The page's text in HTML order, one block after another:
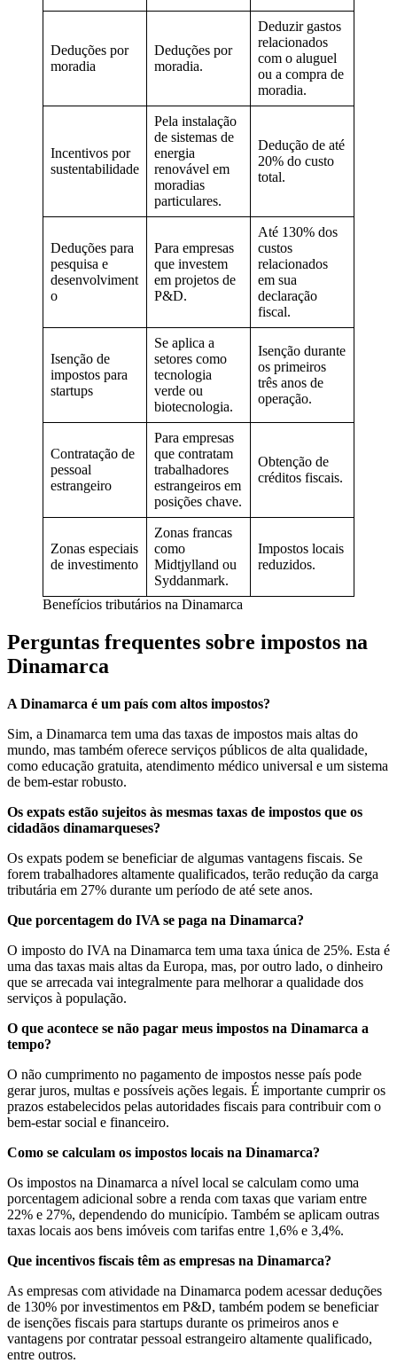
Deduções por
moradia
Deduções por
moradia.
Deduzir gastos
relacionados
com o aluguel
ou a compra de
moradia.
Incentivos por
sustentabilidade
Pela instalação
de sistemas de
energia
renovável em
moradias
particulares.
Dedução de até
20% do custo
total.
Deduções para
pesquisa e
desenvolviment
o
Para empresas
que investem
em projetos de
P&D.
Até 130% dos
custos
relacionados
em sua
declaração
fiscal.
Isenção de
impostos para
startups
Se aplica a
setores como
tecnologia
verde ou
biotecnologia.
Isenção durante
os primeiros
três anos de
operação.
Contratação de
pessoal
estrangeiro
Para empresas
que contratam
trabalhadores
estrangeiros em
posições chave.
Obtenção de
créditos fiscais.
Zonas especiais
de investimento
Zonas francas
como
Midtjylland ou
Syddanmark.
Impostos locais
reduzidos.
Benefícios tributários na Dinamarca
Perguntas frequentes sobre impostos na
Dinamarca
A Dinamarca é um país com altos impostos?
Sim, a Dinamarca tem uma das taxas de impostos mais altas do
mundo, mas também oferece serviços públicos de alta qualidade,
como educação gratuita, atendimento médico universal e um sistema
de bem-estar robusto.
Os expats estão sujeitos às mesmas taxas de impostos que os
cidadãos dinamarqueses?
Os expats podem se beneficiar de algumas vantagens fiscais. Se
forem trabalhadores altamente qualificados, terão redução da carga
tributária em 27% durante um período de até sete anos.
Que porcentagem do IVA se paga na Dinamarca?
O imposto do IVA na Dinamarca tem uma taxa única de 25%. Esta é
uma das taxas mais altas da Europa, mas, por outro lado, o dinheiro
que se arrecada vai integralmente para melhorar a qualidade dos
serviços à população.
O que acontece se não pagar meus impostos na Dinamarca a
tempo?
O não cumprimento no pagamento de impostos nesse país pode
gerar juros, multas e possíveis ações legais. É importante cumprir os
prazos estabelecidos pelas autoridades fiscais para contribuir com o
bem-estar social e financeiro.
Como se calculam os impostos locais na Dinamarca?
Os impostos na Dinamarca a nível local se calculam como uma
porcentagem adicional sobre a renda com taxas que variam entre
22% e 27%, dependendo do município. Também se aplicam outras
taxas locais aos bens imóveis com tarifas entre 1,6% e 3,4%.
Que incentivos fiscais têm as empresas na Dinamarca?
As empresas com atividade na Dinamarca podem acessar deduções
de 130% por investimentos em P&D, também podem se beneficiar
de isenções fiscais para startups durante os primeiros anos e
vantagens por contratar pessoal estrangeiro altamente qualificado,
entre outros.